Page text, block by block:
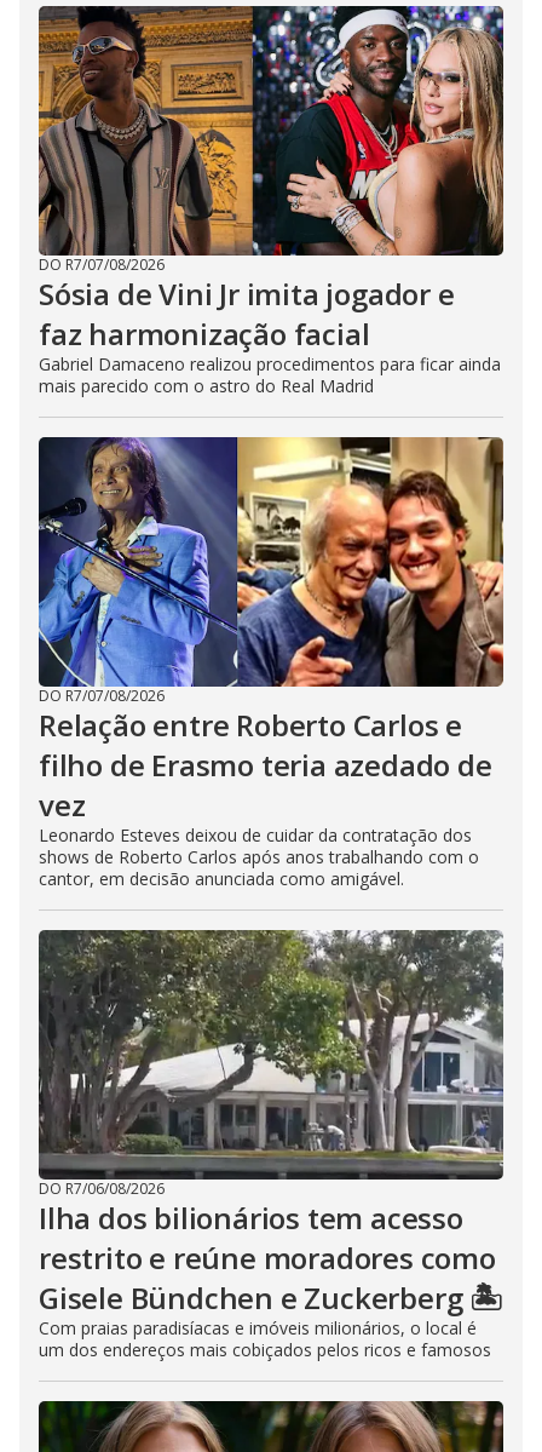
DO R7/07/08/2026
Sósia de Vini Jr imita jogador e
faz harmonização facial
Gabriel Damaceno realizou procedimentos para ficar ainda
mais parecido com o astro do Real Madrid
DO R7/07/08/2026
Relação entre Roberto Carlos e
filho de Erasmo teria azedado de
vez
Leonardo Esteves deixou de cuidar da contratação dos
shows de Roberto Carlos após anos trabalhando com o
cantor, em decisão anunciada como amigável.
DO R7/06/08/2026
Ilha dos bilionários tem acesso
restrito e reúne moradores como
Gisele Bündchen e Zuckerberg 🏝️
Com praias paradisíacas e imóveis milionários, o local é
um dos endereços mais cobiçados pelos ricos e famosos